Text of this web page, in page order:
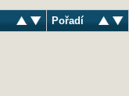
Pořadí